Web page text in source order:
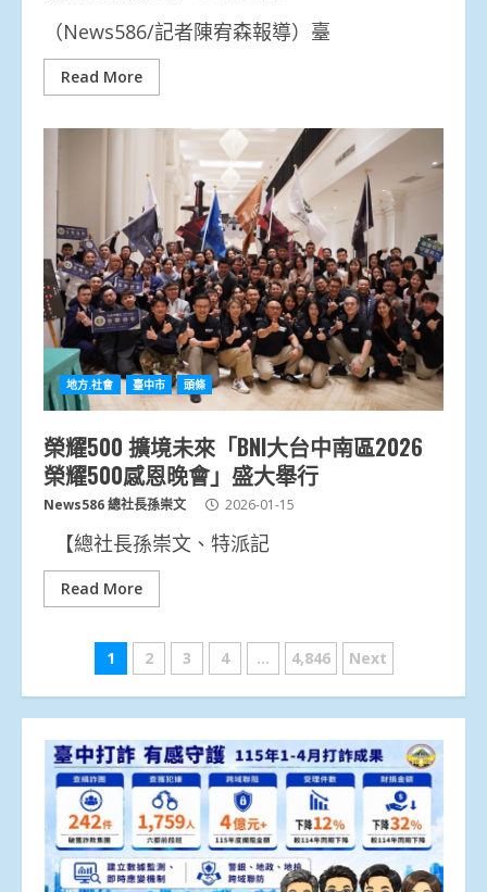
（News586/記者陳宥森報導）臺
Read More
地方.社會 臺中市 頭條
榮耀500 擴境未來「BNI大台中南區2026
榮耀500感恩晚會」盛大舉行
News586 總社長孫崇文 2026-01-15
【總社長孫崇文、特派記
Read More
文
章
分
頁
1 2 3 4 ... 4,846 Next